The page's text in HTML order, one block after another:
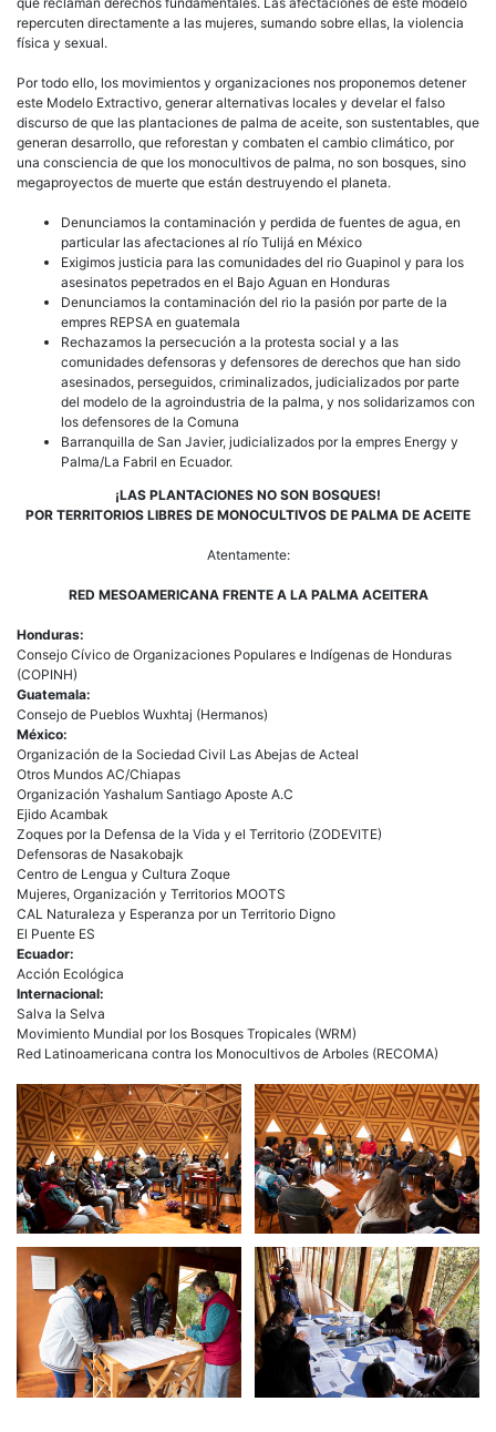
repercuten directamente a las mujeres, sumando sobre ellas, la violencia
física y sexual.
Por todo ello, los movimientos y organizaciones nos proponemos detener
este Modelo Extractivo, generar alternativas locales y develar el falso
discurso de que las plantaciones de palma de aceite, son sustentables, que
generan desarrollo, que reforestan y combaten el cambio climático, por
una consciencia de que los monocultivos de palma, no son bosques, sino
megaproyectos de muerte que están destruyendo el planeta.
Denunciamos la contaminación y perdida de fuentes de agua, en
particular las afectaciones al río Tulijá en México
Exigimos justicia para las comunidades del rio Guapinol y para los
asesinatos pepetrados en el Bajo Aguan en Honduras
Denunciamos la contaminación del rio la pasión por parte de la
empres REPSA en guatemala
Rechazamos la persecución a la protesta social y a las
comunidades defensoras y defensores de derechos que han sido
asesinados, perseguidos, criminalizados, judicializados por parte
del modelo de la agroindustria de la palma, y nos solidarizamos con
los defensores de la Comuna
Barranquilla de San Javier, judicializados por la empres Energy y
Palma/La Fabril en Ecuador.
¡LAS PLANTACIONES NO SON BOSQUES!
POR TERRITORIOS LIBRES DE MONOCULTIVOS DE PALMA DE ACEITE
Atentamente:
RED MESOAMERICANA FRENTE A LA PALMA ACEITERA
Honduras:
Consejo Cívico de Organizaciones Populares e Indígenas de Honduras
(COPINH)
Guatemala:
Consejo de Pueblos Wuxhtaj (Hermanos)
México:
Organización de la Sociedad Civil Las Abejas de Acteal
Otros Mundos AC/Chiapas
Organización Yashalum Santiago Aposte A.C
Ejido Acambak
Zoques por la Defensa de la Vida y el Territorio (ZODEVITE)
Defensoras de Nasakobajk
Centro de Lengua y Cultura Zoque
Mujeres, Organización y Territorios MOOTS
CAL Naturaleza y Esperanza por un Territorio Digno
El Puente ES
Ecuador:
Acción Ecológica
Internacional:
Salva la Selva
Movimiento Mundial por los Bosques Tropicales (WRM)
Red Latinoamericana contra los Monocultivos de Arboles (RECOMA)